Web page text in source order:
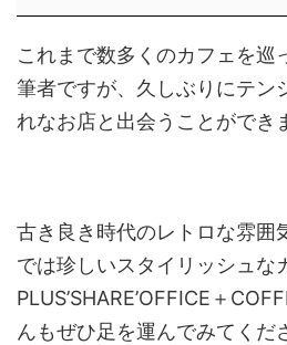
これまで数多くのカフェを巡
筆者ですが、久しぶりにテン
れなお店と出会うことができ
古き良き時代のレトロな雰囲
では珍しいスタイリッシュな
PLUS’SHARE’OFFICE＋
んもぜひ足を運んでみてくだ